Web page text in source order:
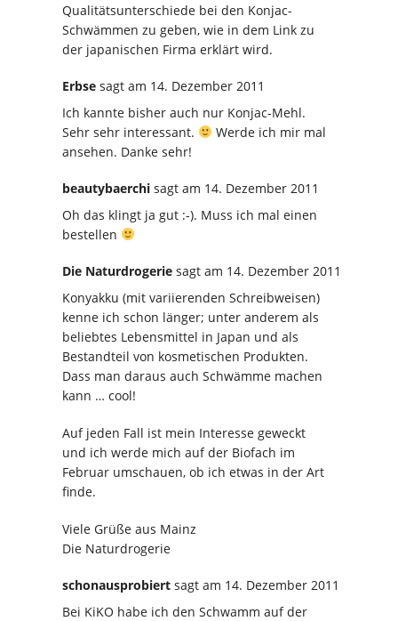
Qualitätsunterschiede bei den Konjac-
Schwämmen zu geben, wie in dem Link zu
der japanischen Firma erklärt wird.
Erbse sagt am 14. Dezember 2011
Ich kannte bisher auch nur Konjac-Mehl.
Sehr sehr interessant.
Werde ich mir mal
ansehen. Danke sehr!
beautybaerchi sagt am 14. Dezember 2011
Oh das klingt ja gut :-). Muss ich mal einen
bestellen
Die Naturdrogerie sagt am 14. Dezember 2011
Konyakku (mit variierenden Schreibweisen)
kenne ich schon länger; unter anderem als
beliebtes Lebensmittel in Japan und als
Bestandteil von kosmetischen Produkten.
Dass man daraus auch Schwämme machen
kann … cool!
Auf jeden Fall ist mein Interesse geweckt
und ich werde mich auf der Biofach im
Februar umschauen, ob ich etwas in der Art
finde.
Viele Grüße aus Mainz
Die Naturdrogerie
schonausprobiert sagt am 14. Dezember 2011
Bei KiKO habe ich den Schwamm auf der